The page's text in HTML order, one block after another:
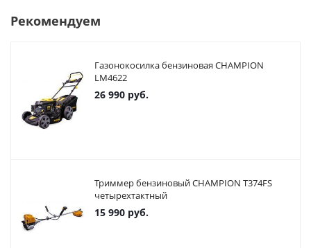
Рекомендуем
Газонокосилка бензиновая CHAMPION
LM4622
26 990 руб.
Триммер бензиновый CHAMPION T374FS
четырехтактный
15 990 руб.